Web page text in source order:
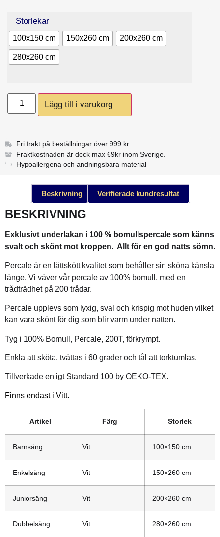
Storlekar
100x150 cm 150x260 cm 200x260 cm
280x260 cm
Lägg till i varukorg
Fri frakt på beställningar över 999 kr
Fraktkostnaden är dock max 69kr inom Sverige.
Hypoallergena och andningsbara material
Beskrivning Verifierade kundresultat
BESKRIVNING
Exklusivt underlakan i 100 % bomullspercale som känns
svalt och skönt mot kroppen. Allt för en god natts sömn.
Percale är en lättskött kvalitet som behåller sin sköna känsla
länge. Vi väver vår percale av 100% bomull, med en
trådträdhet på 200 trådar.
Percale upplevs som lyxig, sval och krispig mot huden vilket
kan vara skönt för dig som blir varm under natten.
Tyg i 100% Bomull, Percale, 200T, förkrympt.
Enkla att sköta, tvättas i 60 grader och tål att torktumlas.
Tillverkade enligt Standard 100 by OEKO-TEX.
Finns endast i Vitt.
Artikel Färg Storlek
Barnsäng Vit 100×150 cm
Enkelsäng Vit 150×260 cm
Juniorsäng Vit 200×260 cm
Dubbelsäng Vit 280×260 cm